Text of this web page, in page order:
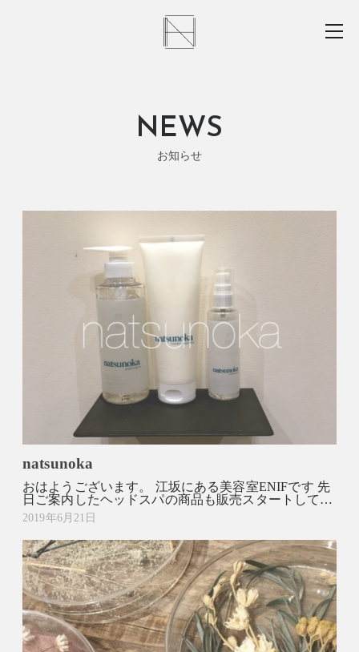
NEWS
お知らせ
natsunoka
おはようございます。 江坂にある美容室ENIFです 先
日ご案内したヘッドスパの商品も販売スタートして…
2019年6月21日